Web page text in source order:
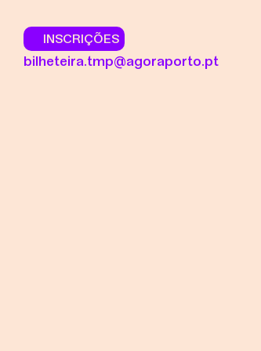
INSCRIÇÕES
bilheteira.tmp@agoraporto.pt